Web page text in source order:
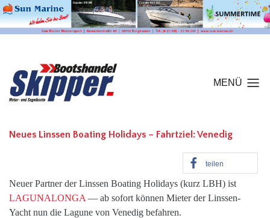
MENÜ
Neues Linssen Boating Holidays – Fahrtziel: Venedig
teilen
Neuer Partner der Linssen Boating Holidays (kurz LBH) ist
LAGUNALONGA — ab sofort können Mieter der Linssen-
Yacht nun die Lagune von Venedig befahren.